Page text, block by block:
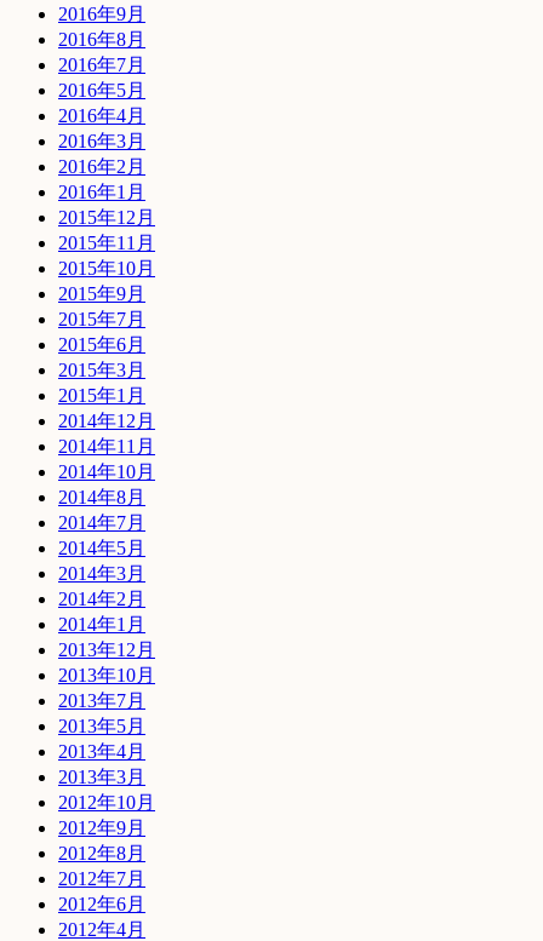
2016年9月
2016年8月
2016年7月
2016年5月
2016年4月
2016年3月
2016年2月
2016年1月
2015年12月
2015年11月
2015年10月
2015年9月
2015年7月
2015年6月
2015年3月
2015年1月
2014年12月
2014年11月
2014年10月
2014年8月
2014年7月
2014年5月
2014年3月
2014年2月
2014年1月
2013年12月
2013年10月
2013年7月
2013年5月
2013年4月
2013年3月
2012年10月
2012年9月
2012年8月
2012年7月
2012年6月
2012年4月